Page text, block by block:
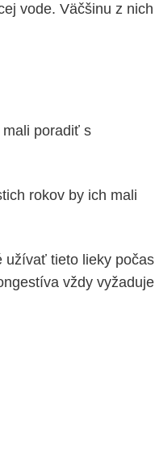
vode. Väčšinu z nich
poradiť s
rokov by ich mali
užívať tieto lieky počas
vždy vyžaduje